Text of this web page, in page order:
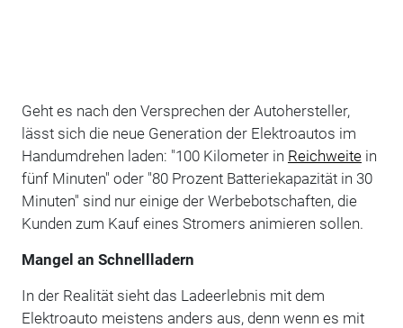
Geht es nach den Versprechen der Autohersteller,
lässt sich die neue Generation der Elektroautos im
Handumdrehen laden: "100 Kilometer in Reichweitein
fünf Minuten" oder "80 Prozent Batteriekapazität in 30
Minuten" sind nur einige der Werbebotschaften, die
Kunden zum Kauf eines Stromers animieren sollen.
Mangel an Schnellladern
In der Realität sieht das Ladeerlebnis mit dem
Elektroauto meistens anders aus, denn wenn es mit